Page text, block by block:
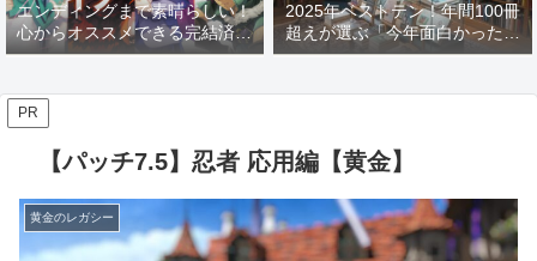
エンディングまで素晴らしい！
心からオススメできる完結済み
ラノベ
2025年ベストテン！年間100冊
超えが選ぶ「今年面白かった本
10選」！
PR
【パッチ7.5】忍者 応用編【黄金】
黄金のレガシー